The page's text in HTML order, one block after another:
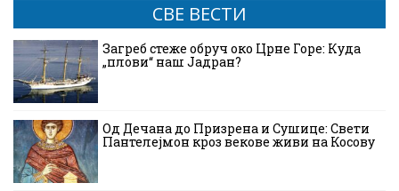
СВЕ ВЕСТИ
Загреб стеже обруч око Црне Горе: Куда
„плови“ наш Јадран?
Од Дечана до Призрена и Сушице: Свети
Пантелејмон кроз векове живи на Косову